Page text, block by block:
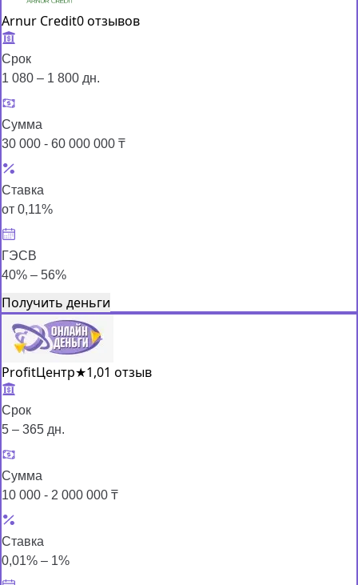
Arnur Credit0 отзывов
Срок
1 080 – 1 800 дн.
Сумма
30 000 - 60 000 000 ₸
Ставка
от 0,11%
ГЭСВ
40% – 56%
Получить деньги
ProfitЦентр★1,01 отзыв
Срок
5 – 365 дн.
Сумма
10 000 - 2 000 000 ₸
Ставка
0,01% – 1%